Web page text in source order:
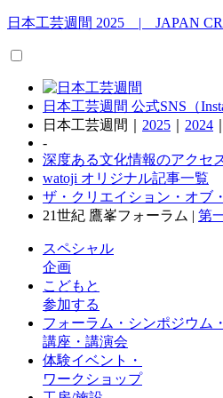
日本工芸週間 2025 | JAPAN
日本工芸週間 公式SNS（
日本工芸週間｜ 2025 2024
-
深度ある文化情報のアクセ
watoji オリジナル記事一覧
ザ・クリエイション・オブ
21世紀 鷹峯フォーラム | 第
スペシャル
企画
こどもと
参加する
フォーラム・シンポジウム・
講座・講演会
体験イベント・
ワークショップ